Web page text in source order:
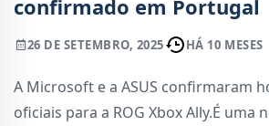
confirmado em Portugal
26 DE SETEMBRO, 2025 HÁ 10 MESES
A Microsoft e a ASUS confirmaram
oficiais para a ROG Xbox Ally.É uma